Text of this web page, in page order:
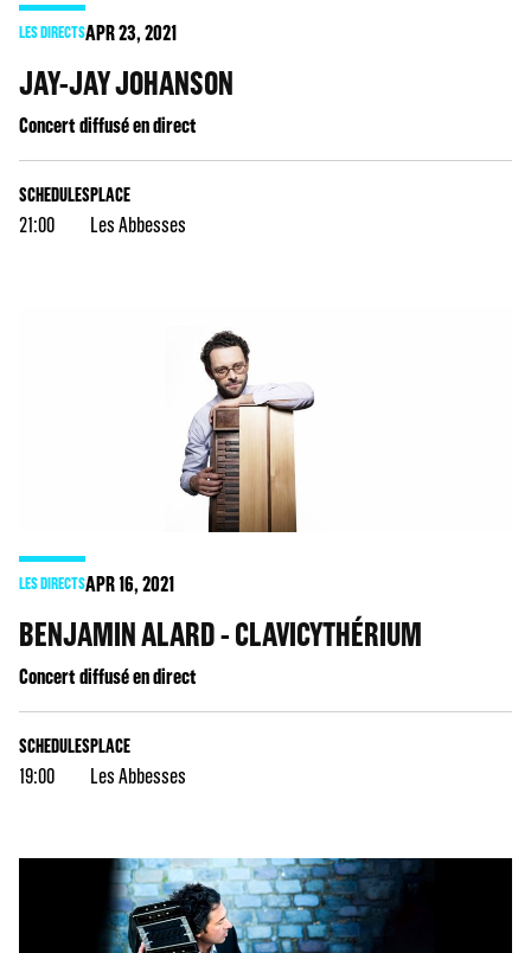
LES DIRECTSAPR23, 2021
JAY-JAY JOHANSON
Concert diffusé en direct
SCHEDULES
21:00
PLACE
Les Abbesses
LES DIRECTSAPR16, 2021
BENJAMIN ALARD - CLAVICYTHÉRIUM
Concert diffusé en direct
SCHEDULES
19:00
PLACE
Les Abbesses